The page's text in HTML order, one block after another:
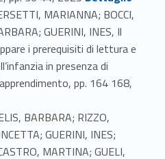
MARIANNA; BOCCI,
GUERINI, INES, Il
i prerequisiti di lettura e
in presenza di
pp. 164 168,
BARBARA; RIZZO,
GUERINI, INES;
MARTINA; GUELI,